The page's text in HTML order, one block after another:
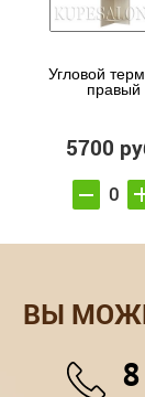
Угловой
правый
5700
ВЫ